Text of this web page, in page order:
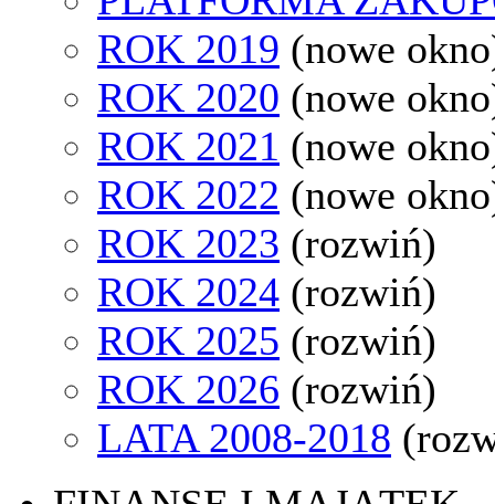
ROK 2019 (nowe
ROK 2020 (nowe
ROK 2021 (nowe
ROK 2022 (nowe
ROK 2023 (rozwiń)
ROK 2024 (rozwiń)
ROK 2025 (rozwiń)
ROK 2026 (rozwiń)
LATA 2008-2018